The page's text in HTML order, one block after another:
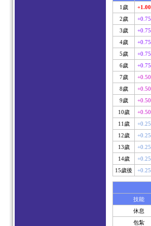
1歲 +1.00
2歲
+0.75
3歲
+0.75
4歲
+0.75
5歲
+0.75
6歲
+0.75
7歲
+0.50
8歲
+0.50
9歲
+0.50
10歲
+0.50
11歲
+0.25
12歲
+0.25
13歲
+0.25
14歲
+0.25
15歲後
+0.25
技能
休息
包紮